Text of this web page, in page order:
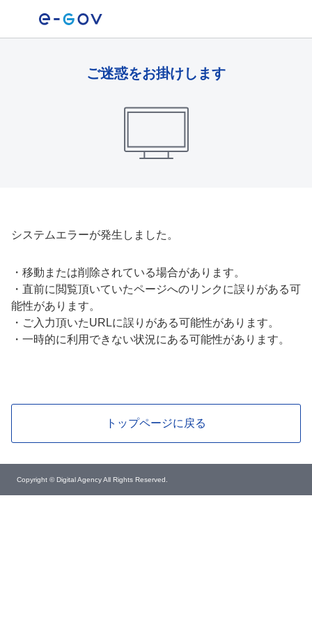
ご迷惑をお掛けします
システムエラーが発生しました。
・ 移動または削除されている場合があります。
・ 直前に閲覧頂いていたページへのリンクに誤りがある可
能性があります。
・ ご入力頂いたURLに誤りがある可能性があります。
・ 一時的に利用できない状況にある可能性があります。
トップページに戻る
Copyright © Digital Agency All Rights Reserved.